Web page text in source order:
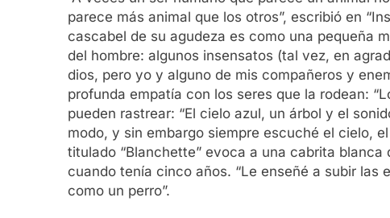
parece más animal que los otros”, escribió en
cascabel de su agudeza es como una pequeña
del hombre: algunos insensatos (tal vez, en
dios, pero yo y alguno de mis compañeros y
profunda empatía con los seres que la rodean:
pueden rastrear: “El cielo azul, un árbol y el
modo, y sin embargo siempre escuché el cielo,
titulado “Blanchette” evoca a una cabrita
cuando tenía cinco años. “Le enseñé a subir las
como un perro”.